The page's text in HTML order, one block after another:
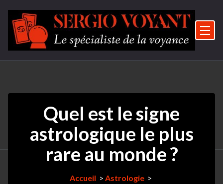
contenu
Quel est le signe
astrologique le plus
rare au monde ?
Accueil > Astrologie >